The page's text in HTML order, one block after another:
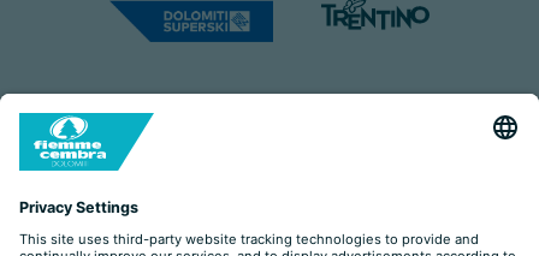
Capitale Sociale: Euro 220.000,00 | VAT: 01901280220
COOKIES IMPRINT